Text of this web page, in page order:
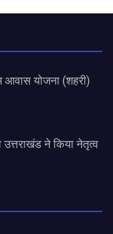
आवास योजना (शहरी)
ने किया नेतृत्व